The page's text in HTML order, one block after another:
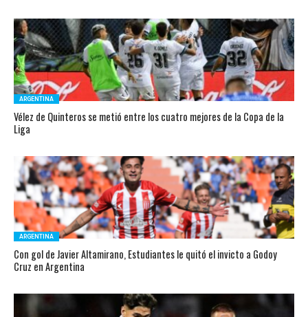
ARGENTINA
Vélez de Quinteros se metió entre los cuatro mejores de la Copa de la
Liga
ARGENTINA
Con gol de Javier Altamirano, Estudiantes le quitó el invicto a Godoy
Cruz en Argentina